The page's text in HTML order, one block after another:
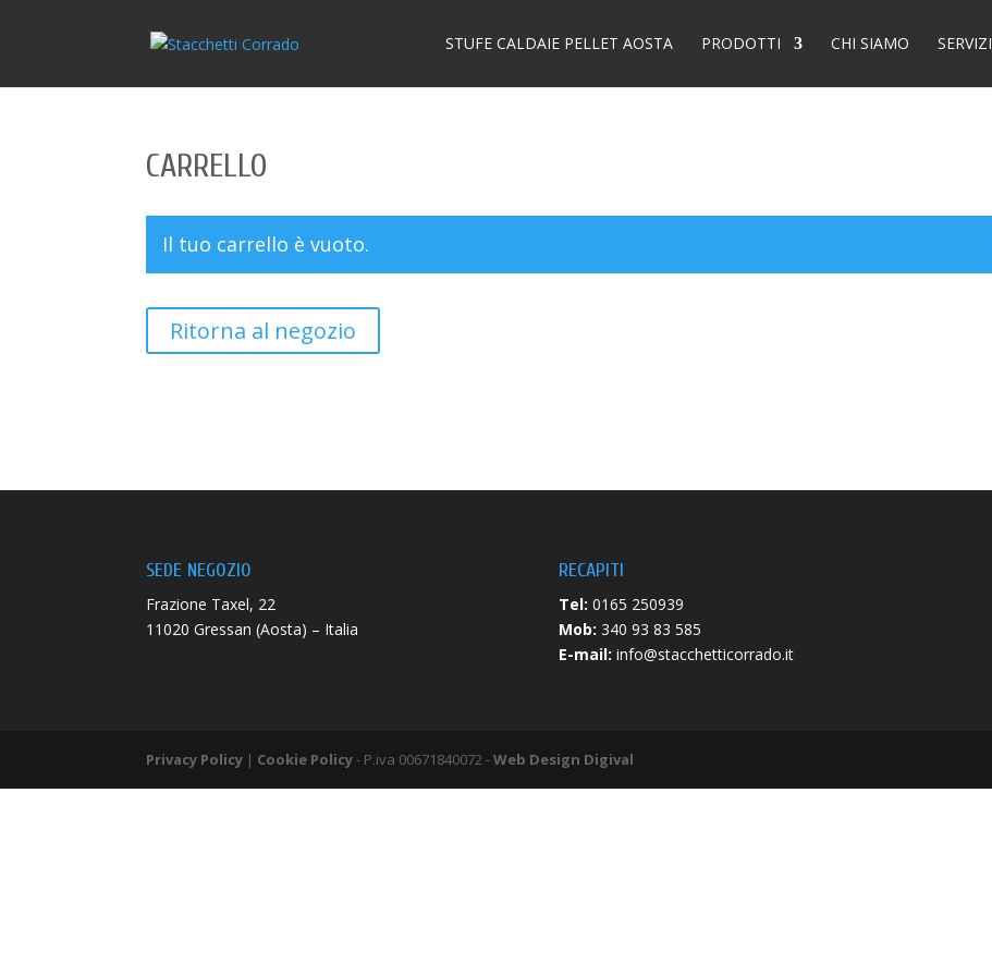
STUFE CALDAIE PELLET AOSTA PRODOTTI CHI SIAMO SERVIZI
CARRELLO
Il tuo carrello è vuoto.
Ritorna al negozio
SEDE NEGOZIO
Frazione Taxel, 22
11020 Gressan (Aosta) – Italia
RECAPITI
Tel: 0165 250939
Mob: 340 93 83 585
E-mail: info@stacchetticorrado.it
Privacy Policy | Cookie Policy- P.iva 00671840072 -Web Design Digival